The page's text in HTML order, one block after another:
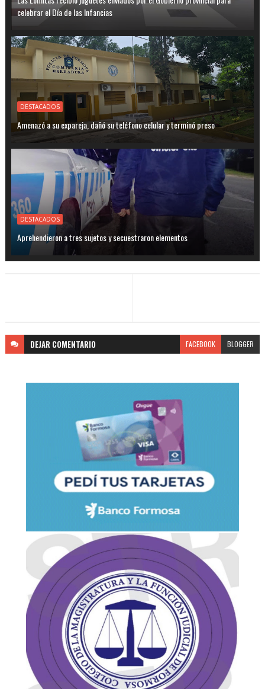
celebrar el Día de las Infancias
DESTACADOS
Amenazó a su expareja, dañó su teléfono celular y terminó preso
DESTACADOS
Aprehendieron a tres sujetos y secuestraron elementos
DEJAR COMENTARIO FACEBOOK BLOGGER